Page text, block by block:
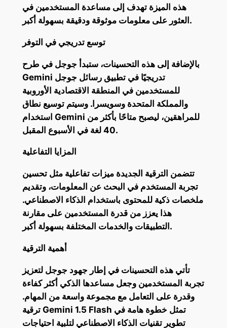
هذه الميزة تهدف إلى مساعدة المستخدمين في
العثور على معلومات موثوقة ودقيقة بسهولة أكبر.
توسع تدريجي في التوفر
بالإضافة إلى هذه التحسينات، ستبدأ جوجل في طرح
Gemini تدريجيًا في تطبيق رسائل جوجل
للمستخدمين في المنطقة الاقتصادية الأوروبية
والمملكة المتحدة وسويسرا. وسيتم توسيع نطاق
استخدام Gemini للمراهقين، ليصبح متاحًا بأكثر من
40 لغة في الأسبوع المقبل.
المزايا التفاعلية
تتضمن الترقية الجديدة ميزات تفاعلية مثل تحسين
تجربة المستخدم في البحث عن المعلومات، وتقديم
ملخصات ذكية للمحتوى باستخدام الذكاء الاصطناعي.
هذا يعزز من قدرة المستخدمين على مقارنة
التطبيقات والخدمات المختلفة بسهولة أكبر.
أهمية الترقية
تأتي هذه التحسينات في إطار جهود جوجل لتعزيز
تجربة المستخدمين وجعل مساعدها الذكي أكثر كفاءة
وقدرة على التعامل مع مجموعة واسعة من المهام.
ترقية Gemini 1.5 Flash تمثل خطوة هامة في
تطوير تقنيات الذكاء الاصطناعي لتلبية احتياجات